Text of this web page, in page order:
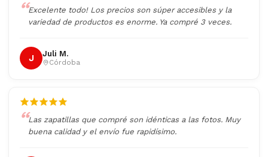
Excelente todo! Los precios son súper accesibles y la
variedad de productos es enorme. Ya compré 3 veces.
J Juli M.
Córdoba
Las zapatillas que compré son idénticas a las fotos. Muy
buena calidad y el envío fue rapidísimo.